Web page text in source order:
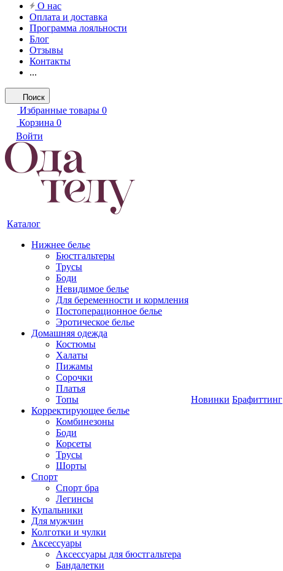
О нас
Оплата и доставка
Программа лояльности
Блог
Отзывы
Контакты
...
Поиск
Избранные товары 0
Корзина 0
Войти
Каталог
Нижнее белье
Бюстгальтеры
Трусы
Боди
Невидимое белье
Для беременности и кормления
Постоперационное белье
Эротическое белье
Домашняя одежда
Костюмы
Халаты
Пижамы
Сорочки
Платья
Топы
Корректирующее белье
Комбинезоны
Боди
Корсеты
Трусы
Шорты
Спорт
Спорт бра
Легинсы
Купальники
Для мужчин
Колготки и чулки
Аксессуары
Аксессуары для бюстгальтера
Бандалетки
Новинки Брафиттинг